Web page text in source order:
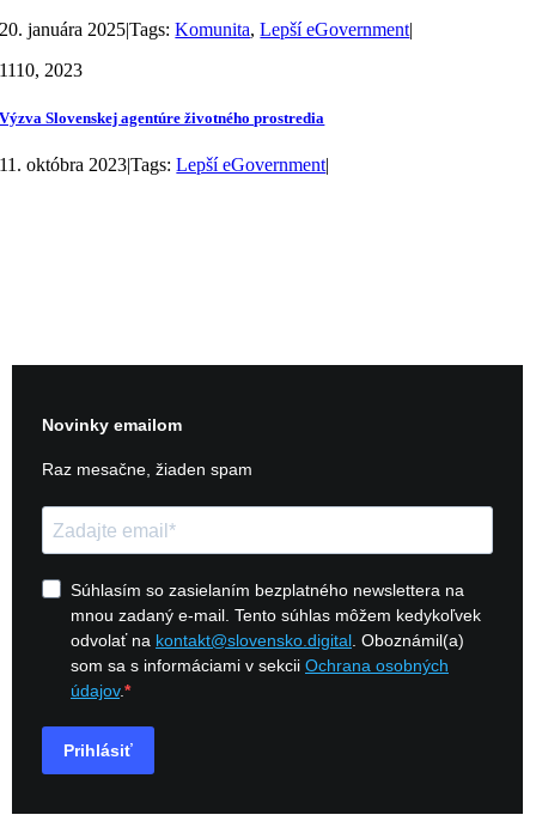
20. januára 2025|Tags:Komunita,Lepší eGovernment|
1110, 2023
Výzva Slovenskej agentúre životného prostredia
11. októbra 2023|Tags:Lepší eGovernment|